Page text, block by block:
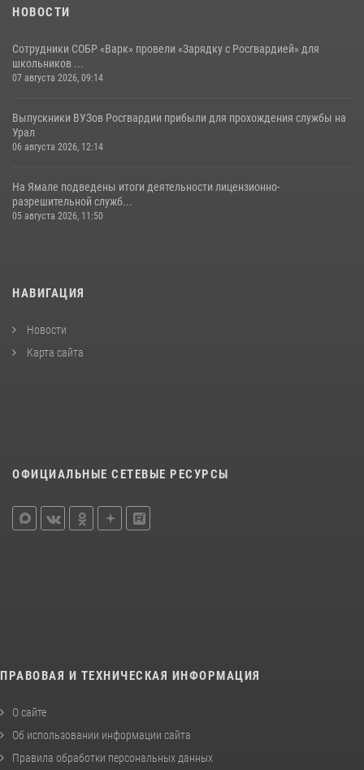
НОВОСТИ
Сотрудники СОБР «Варк» провели «Зарядку с Росгвардией» для
школьников ...
07 августа 2026, 09:14
Выпускники ВУЗов Росгвардии прибыли для прохождения службы на
Урал
06 августа 2026, 12:14
На Ямале подведены итоги деятельности лицензионно-
разрешительной служб...
05 августа 2026, 11:50
НАВИГАЦИЯ
Новости
Карта сайта
ОФИЦИАЛЬНЫЕ СЕТЕВЫЕ РЕСУРСЫ
ПРАВОВАЯ И ТЕХНИЧЕСКАЯ ИНФОРМАЦИЯ
О сайте
Об использовании информации сайта
Правила обработки персональных данных